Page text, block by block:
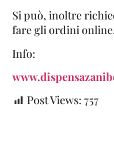
Si può, inoltre
fare gli ordini
Info:
Post Views: 757